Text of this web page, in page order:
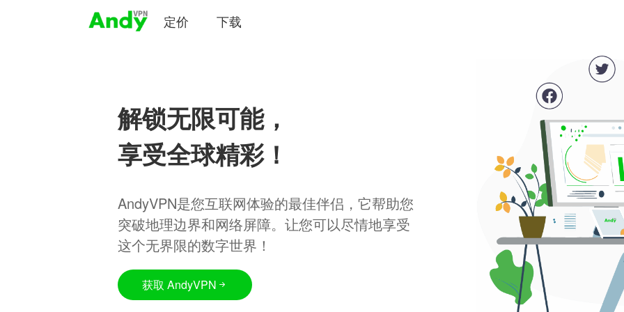
定价 下载
解锁无限可能，
享受全球精彩！
AndyVPN是您互联网体验的最佳伴侣，它帮助您
突破地理边界和网络屏障。让您可以尽情地享受
这个无界限的数字世界！
获取 AndyVPN